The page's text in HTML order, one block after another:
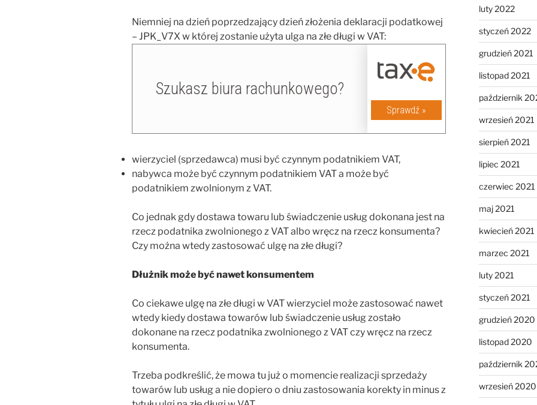
Niemniej na dzień poprzedzający dzień złożenia deklaracji podatkowej
– JPK_V7X w której zostanie użyta ulga na złe długi w VAT:
wierzyciel (sprzedawca) musi być czynnym podatnikiem VAT,
nabywca może być czynnym podatnikiem VAT a może być
podatnikiem zwolnionym z VAT.
Co jednak gdy dostawa towaru lub świadczenie usług dokonana jest na
rzecz podatnika zwolnionego z VAT albo wręcz na rzecz konsumenta?
Czy można wtedy zastosować ulgę na złe długi?
Dłużnik może być nawet konsumentem
Co ciekawe ulgę na złe długi w VAT wierzyciel może zastosować nawet
wtedy kiedy dostawa towarów lub świadczenie usług zostało
dokonane na rzecz podatnika zwolnionego z VAT czy wręcz na rzecz
konsumenta.
Trzeba podkreślić, że mowa tu już o momencie realizacji sprzedaży
towarów lub usług a nie dopiero o dniu zastosowania korekty in minus z
luty 2022
styczeń 2022
grudzień 2021
listopad 2021
październik
wrzesień 2021
sierpień 2021
lipiec 2021
czerwiec 2021
maj 2021
kwiecień 2021
marzec 2021
luty 2021
styczeń 2021
grudzień 2020
listopad 2020
październik
wrzesień 2020